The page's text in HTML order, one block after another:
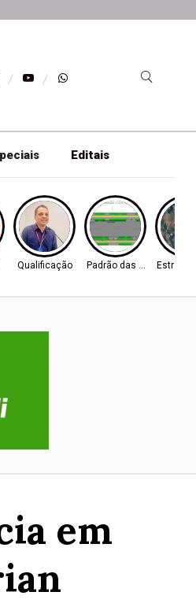
Editais
Qualificação Padrão das calçadasEstrada
em